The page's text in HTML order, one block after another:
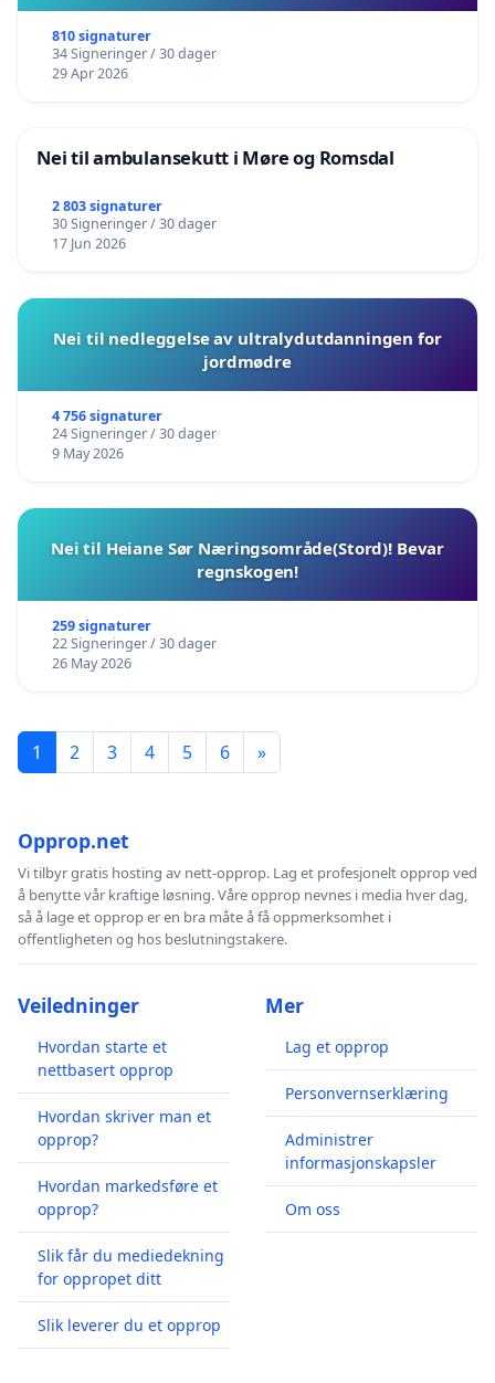
810 signaturer
34 Signeringer / 30 dager
29 Apr 2026
Nei til ambulansekutt i Møre og Romsdal
2 803 signaturer
30 Signeringer / 30 dager
17 Jun 2026
Nei til nedleggelse av ultralydutdanningen for
jordmødre
4 756 signaturer
24 Signeringer / 30 dager
9 May 2026
Nei til Heiane Sør Næringsområde(Stord)! Bevar
regnskogen!
259 signaturer
22 Signeringer / 30 dager
26 May 2026
1 2 3 4 5 6 »
Opprop.net
Vi tilbyr gratis hosting av nett-opprop. Lag et profesjonelt opprop ved
å benytte vår kraftige løsning. Våre opprop nevnes i media hver dag,
så å lage et opprop er en bra måte å få oppmerksomhet i
offentligheten og hos beslutningstakere.
Veiledninger
Hvordan starte et
nettbasert opprop
Hvordan skriver man et
opprop?
Hvordan markedsføre et
opprop?
Slik får du mediedekning
for oppropet ditt
Slik leverer du et opprop
Mer
Lag et opprop
Personvernserklæring
Administrer
informasjonskapsler
Om oss